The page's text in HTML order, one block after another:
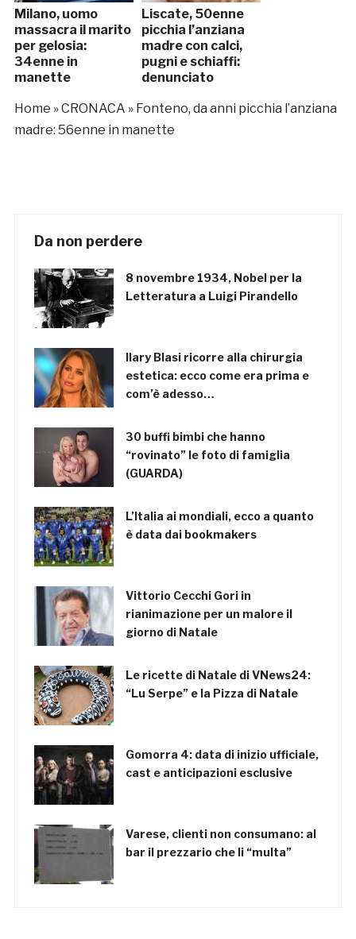
Milano, uomo
massacra il marito
per gelosia:
34enne in
manette
Liscate, 50enne
picchia l’anziana
madre con calci,
pugni e schiaffi:
denunciato
Home »CRONACA » Fonteno, da anni picchia l’anziana
madre: 56enne in manette
Da non perdere
8 novembre 1934, Nobel per la
Letteratura a Luigi Pirandello
Ilary Blasi ricorre alla chirurgia
estetica: ecco come era prima e
com’è adesso…
30 buffi bimbi che hanno
“rovinato” le foto di famiglia
(GUARDA)
L’Italia ai mondiali, ecco a quanto
è data dai bookmakers
Vittorio Cecchi Gori in
rianimazione per un malore il
giorno di Natale
Le ricette di Natale di VNews24:
“Lu Serpe” e la Pizza di Natale
Gomorra 4: data di inizio ufficiale,
cast e anticipazioni esclusive
Varese, clienti non consumano: al
bar il prezzario che li “multa”